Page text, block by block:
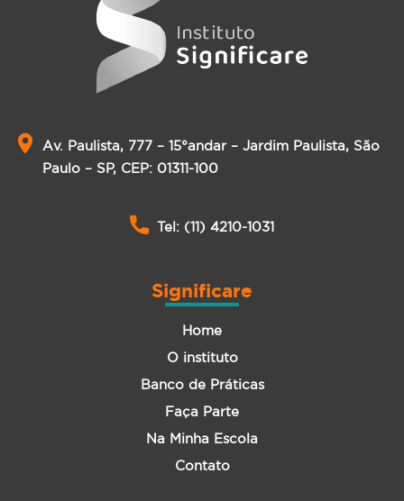
Av. Paulista, 777 – 15°andar – Jardim Paulista, São
Paulo – SP, CEP: 01311-100
Tel: (11) 4210-1031
Significare
Home
O instituto
Banco de Práticas
Faça Parte
Na Minha Escola
Contato